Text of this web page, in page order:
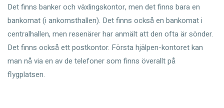
Det finns banker och växlingskontor, men det finns bara en
bankomat (i ankomsthallen). Det finns också en bankomat i
centralhallen, men resenärer har anmält att den ofta är sönder.
Det finns också ett postkontor. Första hjälpen-kontoret kan
man nå via en av de telefoner som finns överallt på
flygplatsen.